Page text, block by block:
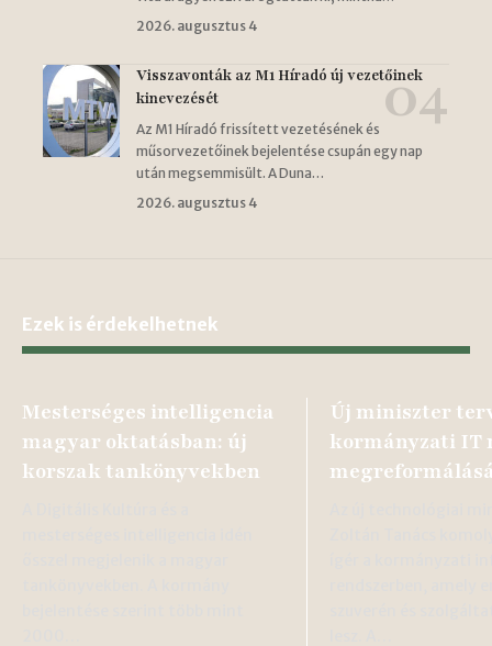
2026. augusztus 4
Visszavonták az M1 Híradó új vezetőinek
kinevezését
Az M1 Híradó frissített vezetésének és
műsorvezetőinek bejelentése csupán egy nap
után megsemmisült. A Duna…
2026. augusztus 4
Ezek is érdekelhetnek
Mesterséges intelligencia
magyar oktatásban: új
korszak tankönyvekben
Új miniszter
kormányzati IT